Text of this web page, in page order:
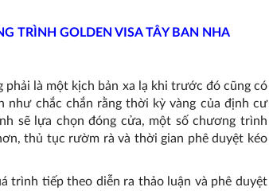
TRÌNH GOLDEN VISA TÂY BAN NHA
phải là một kịch bản xa lạ khi trước đó cũng có
như chắc chắn rằng thời kỳ vàng của định cư
sẽ lựa chọn đóng cửa, một số chương trình
thủ tục rườm rà và thời gian phê duyệt kéo
trình tiếp theo diễn ra thảo luận và phê duyệt